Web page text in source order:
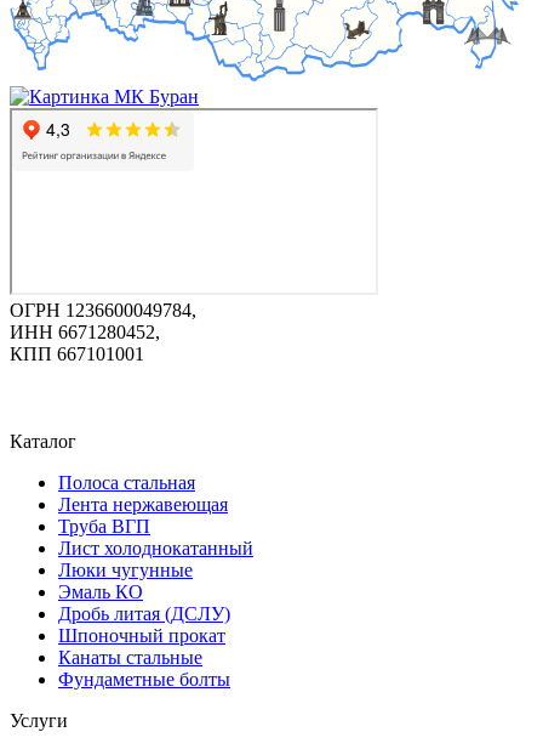
ОГРН 1236600049784,
ИНН 6671280452,
КПП 667101001
Каталог
Полоса стальная
Лента нержавеющая
Труба ВГП
Лист холоднокатанный
Люки чугунные
Эмаль КО
Дробь литая (ДСЛУ)
Шпоночный прокат
Канаты стальные
Фундаметные болты
Услуги